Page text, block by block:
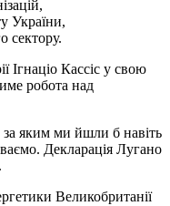
України,
сектору.
Ігнаціо Кассіс у свою
робота над
яким ми йшли б навіть
Декларація Лугано
Великобританії